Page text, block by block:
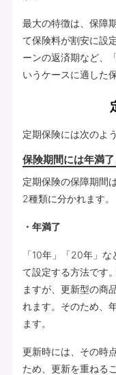
最大の特徴は、保障
て保険料が割安に設
ーンの返済期など、
いうケースに適した
定期保険には次のよ
保険期間には年満
定期保険の保障期間
2種類に分かれます。
・年満了
「10年」「20年」
て設定する方法です
ますが、更新型の商
れます。そのため、
ます。
更新時には、その時
ため、更新を重ねる